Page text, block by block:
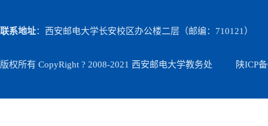
联系地址：西安邮电大学长安校区办公楼二层（邮编：710121）
版权所有 CopyRight ? 2008-2021 西安邮电大学教务处 陕ICP